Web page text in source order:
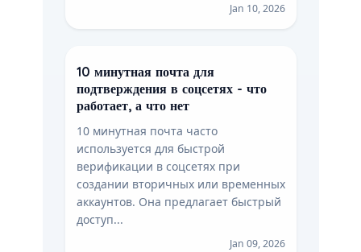
Jan 10, 2026
10 минутная почта для
подтверждения в соцсетях - что
работает, а что нет
10 минутная почта часто
используется для быстрой
верификации в соцсетях при
создании вторичных или временных
аккаунтов. Она предлагает быстрый
доступ...
Jan 09, 2026